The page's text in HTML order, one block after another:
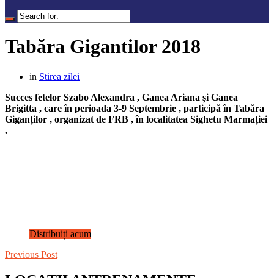
Tabăra Gigantilor 2018
in Stirea zilei
Succes fetelor Szabo Alexandra , Ganea Ariana și Ganea
Brigitta , care în perioada 3-9 Septembrie , participă în Tabăra
Giganților , organizat de FRB , în localitatea Sighetu Marmației
.
Distribuiți acum
Previous Post